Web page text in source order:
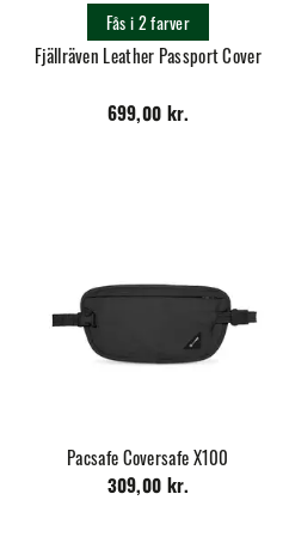
Fjällräven Leather Passport Cover
699,00 kr.
Fås i 2 farver
Pacsafe Coversafe X100
309,00 kr.